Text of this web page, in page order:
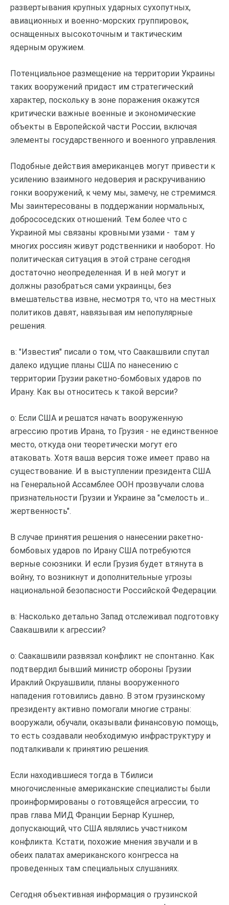
развертывания крупных ударных сухопутных,
авиационных и военно-морских группировок,
оснащенных высокоточным и тактическим
ядерным оружием.
Потенциальное размещение на территории Украины
таких вооружений придаст им стратегический
характер, поскольку в зоне поражения окажутся
критически важные военные и экономические
объекты в Европейской части России, включая
элементы государственного и военного управления.
Подобные действия американцев могут привести к
усилению взаимного недоверия и раскручиванию
гонки вооружений, к чему мы, замечу, не стремимся.
Мы заинтересованы в поддержании нормальных,
добрососедских отношений. Тем более что с
Украиной мы связаны кровными узами - там у
многих россиян живут родственники и наоборот. Но
политическая ситуация в этой стране сегодня
достаточно неопределенная. И в ней могут и
должны разобраться сами украинцы, без
вмешательства извне, несмотря то, что на местных
политиков давят, навязывая им непопулярные
решения.
в: "Известия" писали о том, что Саакашвили спутал
далеко идущие планы США по нанесению с
территории Грузии ракетно-бомбовых ударов по
Ирану. Как вы относитесь к такой версии?
о: Если США и решатся начать вооруженную
агрессию против Ирана, то Грузия - не единственное
место, откуда они теоретически могут его
атаковать. Хотя ваша версия тоже имеет право на
существование. И в выступлении президента США
на Генеральной Ассамблее ООН прозвучали слова
признательности Грузии и Украине за "смелость и...
жертвенность".
В случае принятия решения о нанесении ракетно-
бомбовых ударов по Ирану США потребуются
верные союзники. И если Грузия будет втянута в
войну, то возникнут и дополнительные угрозы
национальной безопасности Российской Федерации.
в: Насколько детально Запад отслеживал подготовку
Саакашвили к агрессии?
о: Саакашвили развязал конфликт не спонтанно. Как
подтвердил бывший министр обороны Грузии
Ираклий Окруашвили, планы вооруженного
нападения готовились давно. В этом грузинскому
президенту активно помогали многие страны:
вооружали, обучали, оказывали финансовую помощь,
то есть создавали необходимую инфраструктуру и
подталкивали к принятию решения.
Если находившиеся тогда в Тбилиси
многочисленные американские специалисты были
проинформированы о готовящейся агрессии, то
прав глава МИД Франции Бернар Кушнер,
допускающий, что США являлись участником
конфликта. Кстати, похожие мнения звучали и в
обеих палатах американского конгресса на
проведенных там специальных слушаниях.
Сегодня объективная информация о грузинской